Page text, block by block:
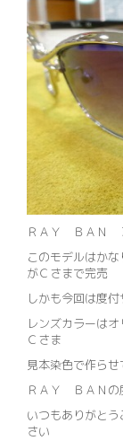
ＲＡＹ ＢＡＮ
このモデルはか
がＣさまで完売
しかも今回は度
レンズカラーは
Ｃさま
見本染色で作ら
ＲＡＹ ＢＡＮの
いつもありがと
さい